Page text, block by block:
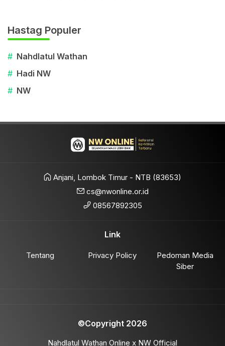
Hastag Populer
# Nahdlatul Wathan
# Hadi NW
# NW
Anjani, Lombok Timur - NTB (83653)
cs@nwonline.or.id
08567892305
Link
Tentang Privacy Policy
Pedoman Media
Siber
©Copyright 2026
Nahdlatul Wathan Online x NW Official